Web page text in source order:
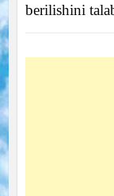
berilishini